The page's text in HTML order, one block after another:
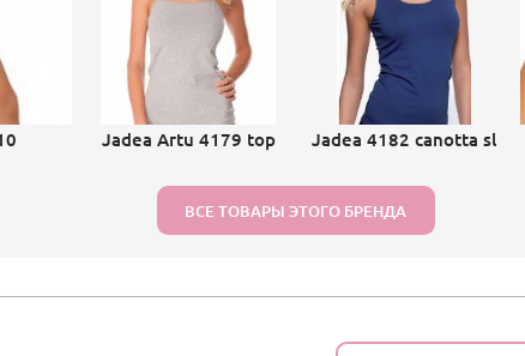
Jadea Artu 4179 top Jadea 4182 canotta sl
ВСЕ ТОВАРЫ ЭТОГО БРЕНДА